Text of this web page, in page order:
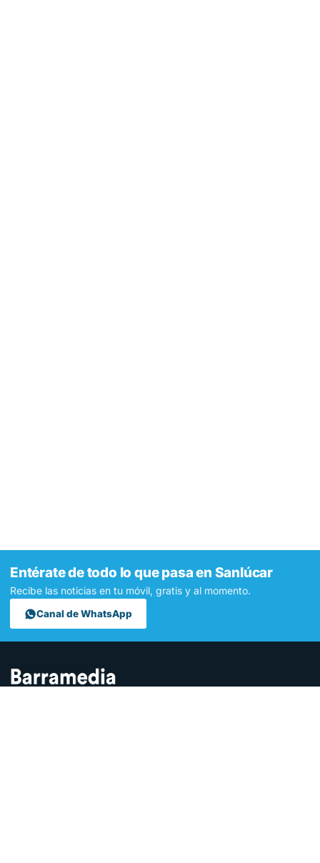
Entérate de todo lo que pasa en Sanlúcar
Recibe las noticias en tu móvil, gratis y al momento.
Canal de WhatsApp